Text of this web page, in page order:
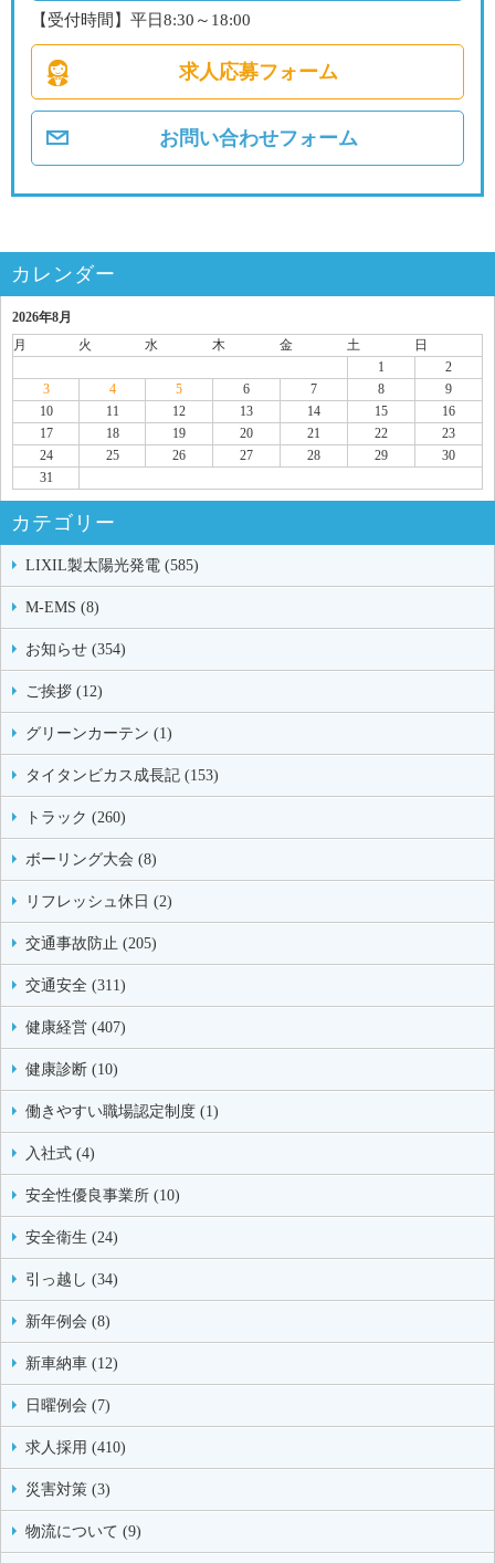
【受付時間】平日8:30～18:00
求人応募フォーム
お問い合わせフォーム
カレンダー
2026年8月
月
火 水 木 金 土
日
1
2
3
4 5 6 7 8
9
10
11 12 13 14 15
16
17
18 19 20 21 22
23
24
25 26 27 28 29
30
31
カテゴリー
LIXIL製太陽光発電 (585)
M-EMS (8)
お知らせ (354)
ご挨拶 (12)
グリーンカーテン (1)
タイタンビカス成長記 (153)
トラック (260)
ボーリング大会 (8)
リフレッシュ休日 (2)
交通事故防止 (205)
交通安全 (311)
健康経営 (407)
健康診断 (10)
働きやすい職場認定制度 (1)
入社式 (4)
安全性優良事業所 (10)
安全衛生 (24)
引っ越し (34)
新年例会 (8)
新車納車 (12)
日曜例会 (7)
求人採用 (410)
災害対策 (3)
物流について (9)